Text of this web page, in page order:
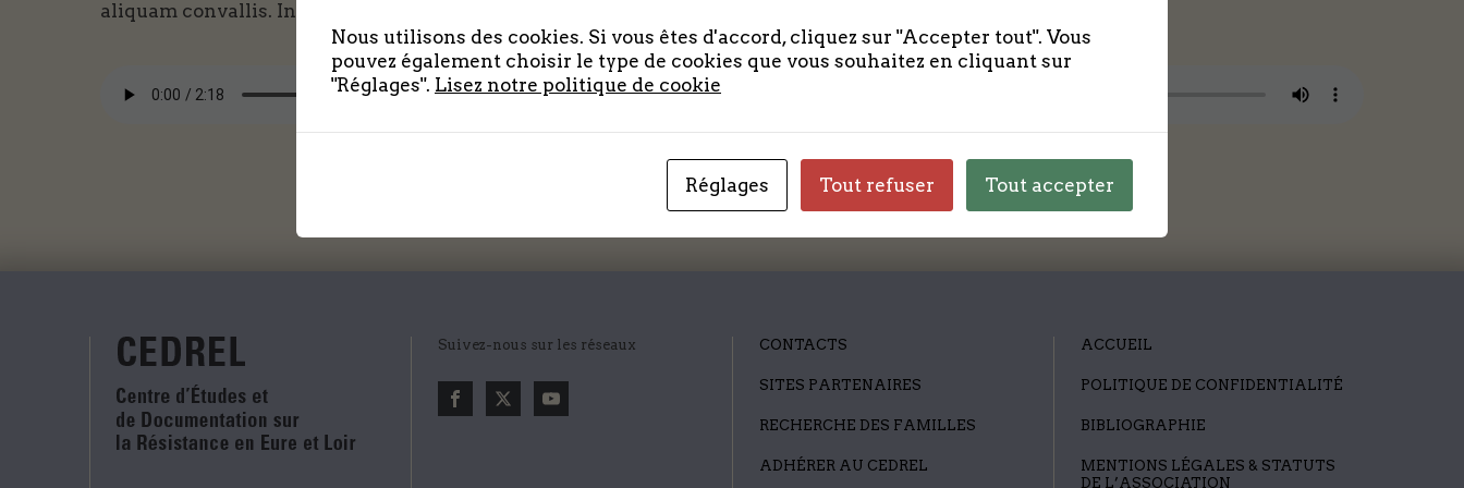
aliquam convallis. In volutpat euismod justo sit amet tempus. Donec eget euismod mi.
Suivez-nous sur les réseaux CONTACTS
SITES PARTENAIRES
RECHERCHE DES FAMILLES
ADHÉRER AU CEDREL
ACCUEIL
POLITIQUE DE CONFIDENTIALITÉ
BIBLIOGRAPHIE
MENTIONS LÉGALES & STATUTS
DE L’ASSOCIATION
Nous utilisons des cookies. Si vous êtes d'accord, cliquez sur "Accepter tout". Vous
pouvez également choisir le type de cookies que vous souhaitez en cliquant sur
"Réglages". Lisez notre politique de cookie
Réglages Tout refuser Tout accepter